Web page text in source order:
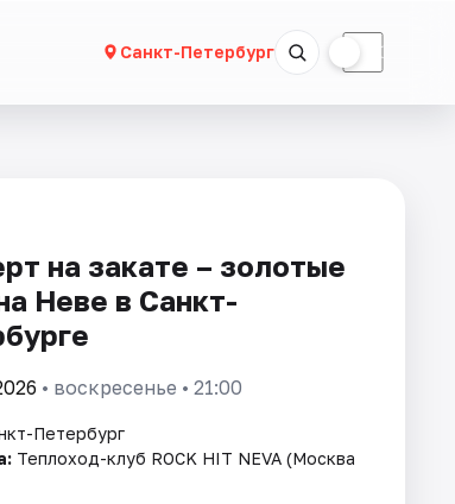
Санкт-Петербург ☾
на закате – золотые
Неве в Санкт-
• воскресенье • 21:00
Петербург
Теплоход-клуб ROCK HIT NEVA (Москва